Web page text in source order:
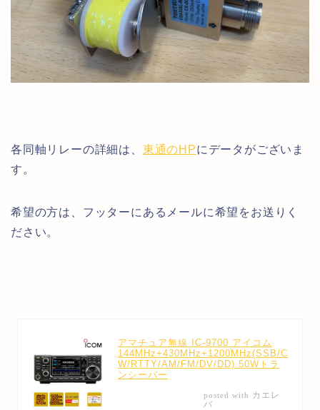
各同軸リレーの詳細は、 東通のHPにデータがございま
す。
希望の方は、フッターにあるメールに希望をお送りく
ださい。
アマチュア無線 IC-9700 アイコム
144MHz+430MHz+1200MHz(SSB/C
W/RTTY/AM/FM/DV/DD) 50Wトラ
ンシーバー
posted with カエレ
バ